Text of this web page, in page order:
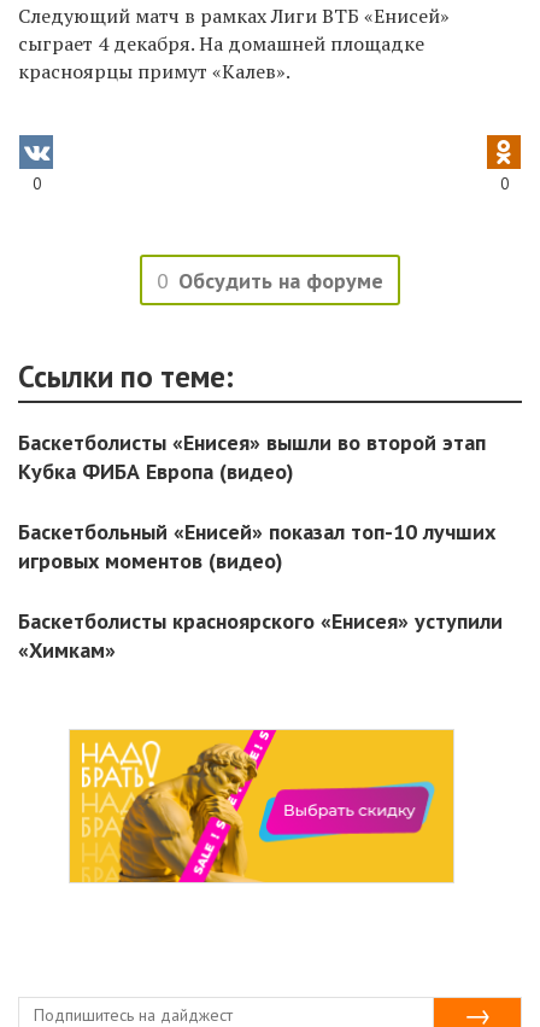
Следующий матч в рамках Лиги ВТБ «Енисей»
сыграет 4 декабря. На домашней площадке
красноярцы примут «Калев».
0 0
0 Обсудить на форуме
Ссылки по теме:
Баскетболисты «Енисея» вышли во второй этап
Кубка ФИБА Европа (видео)
Баскетбольный «Енисей» показал топ-10 лучших
игровых моментов (видео)
Баскетболисты красноярского «Енисея» уступили
«Химкам»